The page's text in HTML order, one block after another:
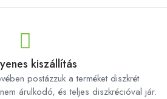
kiszállítás
postázzuk a terméket diszkrét
árulkodó, és teljes diszkrécióval jár.